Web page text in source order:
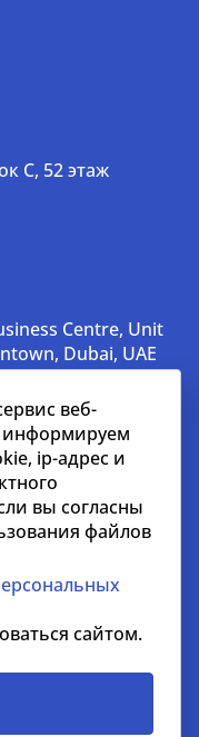
С, 52 этаж
Centre, Unit
Dubai, UAE
носит
данных
веб-
информируем
ip-адрес и
вы согласны
файлов
сайтом.